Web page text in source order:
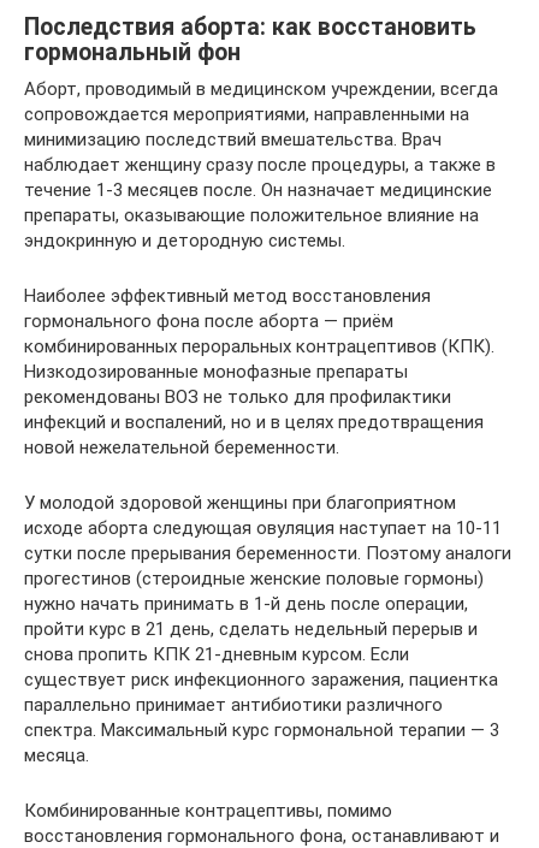
Последствия аборта: как восстановить
гормональный фон
Аборт, проводимый в медицинском учреждении, всегда
сопровождается мероприятиями, направленными на
минимизацию последствий вмешательства. Врач
наблюдает женщину сразу после процедуры, а также в
течение 1-3 месяцев после. Он назначает медицинские
препараты, оказывающие положительное влияние на
эндокринную и детородную системы.
Наиболее эффективный метод восстановления
гормонального фона после аборта — приём
комбинированных пероральных контрацептивов (КПК).
Низкодозированные монофазные препараты
рекомендованы ВОЗ не только для профилактики
инфекций и воспалений, но и в целях предотвращения
новой нежелательной беременности.
У молодой здоровой женщины при благоприятном
исходе аборта следующая овуляция наступает на 10-11
сутки после прерывания беременности. Поэтому аналоги
прогестинов (стероидные женские половые гормоны)
нужно начать принимать в 1-й день после операции,
пройти курс в 21 день, сделать недельный перерыв и
снова пропить КПК 21-дневным курсом. Если
существует риск инфекционного заражения, пациентка
параллельно принимает антибиотики различного
спектра. Максимальный курс гормональной терапии — 3
месяца.
Комбинированные контрацептивы, помимо
восстановления гормонального фона, останавливают и